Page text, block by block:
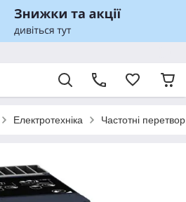
Електротехніка Частотні